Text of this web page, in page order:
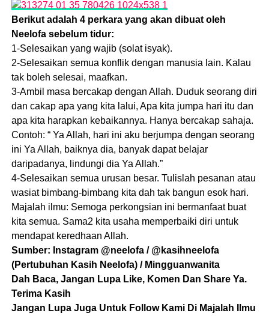
Berikut adalah 4 perkara yang akan dibuat oleh
Neelofa sebelum tidur:
1-Selesaikan yang wajib (solat isyak).
2-Selesaikan semua konflik dengan manusia lain. Kalau
tak boleh selesai, maafkan.
3-Ambil masa bercakap dengan Allah. Duduk seorang diri
dan cakap apa yang kita lalui, Apa kita jumpa hari itu dan
apa kita harapkan kebaikannya. Hanya bercakap sahaja.
Contoh: “ Ya Allah, hari ini aku berjumpa dengan seorang
ini Ya Allah, baiknya dia, banyak dapat belajar
daripadanya, lindungi dia Ya Allah.”
4-Selesaikan semua urusan besar. Tulislah pesanan atau
wasiat bimbang-bimbang kita dah tak bangun esok hari.
Majalah ilmu: Semoga perkongsian ini bermanfaat buat
kita semua. Sama2 kita usaha memperbaiki diri untuk
mendapat keredhaan Allah.
Sumber: Instagram @neelofa / @kasihneelofa
(Pertubuhan Kasih Neelofa) / Mingguanwanita
Dah Baca, Jangan Lupa Like, Komen Dan Share Ya.
Terima Kasih
Jangan Lupa Juga Untuk Follow Kami Di Majalah Ilmu